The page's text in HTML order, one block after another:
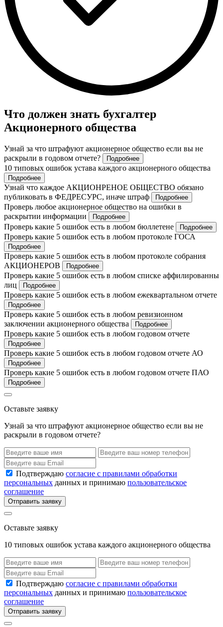
Что должен знать бухгалтер
Акционерного общества
Узнай за что штрафуют акционерное общество если вы не
раскрыли в годовом отчете?
Подробнее
10 типовых ошибок устава каждого акционерного общества
Подробнее
Узнай что каждое АКЦИОНРЕНОЕ ОБЩЕСТВО обязано
публиковать в ФЕДРЕСУРС, иначе штраф
Подробнее
Проверь любое акционерное общество на ошибки в
раскрытии информации
Подробнее
Проверь какие 5 ошибок есть в любом бюллетене Подробнее
Проверь какие 5 ошибок есть в любом протоколе ГОСА
Подробнее
Проверь какие 5 ошибок есть в любом протоколе собрания
АКЦИОНЕРОВ
Подробнее
Проверь какие 5 ошибок есть в любом списке аффилированны
лиц
Подробнее
Проверь какие 5 ошибок есть в любом ежеквартальном отчете
Подробнее
Проверь какие 5 ошибок есть в любом ревизионном
заключении акционерного общества
Подробнее
Проверь какие 5 ошибок есть в любом годовом отчете
Подробнее
Проверь какие 5 ошибок есть в любом годовом отчете АО
Подробнее
Проверь какие 5 ошибок есть в любом годовом отчете ПАО
Подробнее
Оставьте заявку
Узнай за что штрафуют акционерное общество если вы не
раскрыли в годовом отчете?
Подтверждаю согласие с правилами обработки
персональных данных и принимаю пользовательское
соглашение
Отправить заявку
Оставьте заявку
10 типовых ошибок устава каждого акционерного общества
Подтверждаю согласие с правилами обработки
персональных данных и принимаю пользовательское
соглашение
Отправить заявку